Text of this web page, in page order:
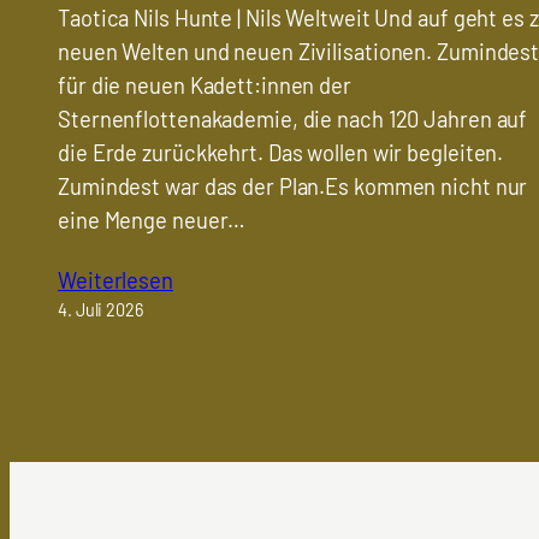
Taotica Nils Hunte | Nils Weltweit Und auf geht es
neuen Welten und neuen Zivilisationen. Zumindest
für die neuen Kadett:innen der
Sternenflottenakademie, die nach 120 Jahren auf
die Erde zurückkehrt. Das wollen wir begleiten.
Zumindest war das der Plan.Es kommen nicht nur
eine Menge neuer…
Weiterlesen
4. Juli 2026